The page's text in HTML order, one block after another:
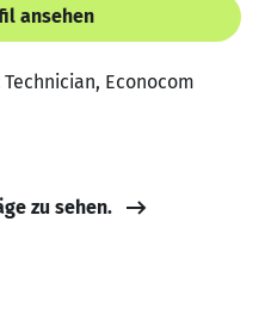
ansehen
Econocom
zu sehen.